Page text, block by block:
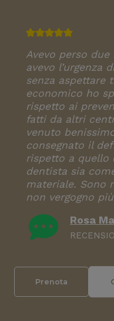
Avevo perso
avevo l’urgenza
senza aspettare
economico ho
rispetto ai
fatti da altri
venuto
consegnato il
rispetto a quello
dentista sia
materiale. Sono
non vergogno
Rosa
Prenota